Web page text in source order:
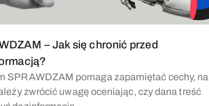
– Jak się chronić przed
SPRAWDZAM pomaga zapamiętać cechy, na
zwrócić uwagę oceniając, czy dana treść